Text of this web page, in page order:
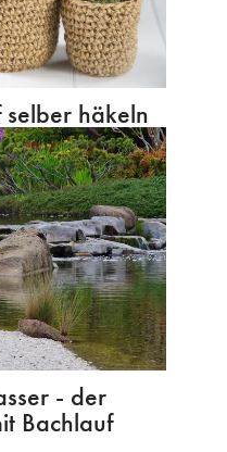
selber häkeln
- der
Bachlauf